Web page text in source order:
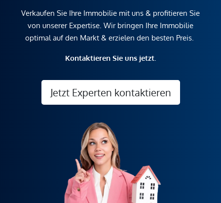
Verkaufen Sie Ihre Immobilie mit uns & profitieren Sie
von unserer Expertise. Wir bringen Ihre Immobilie
optimal auf den Markt & erzielen den besten Preis.
Kontaktieren Sie uns jetzt.
Jetzt Experten kontaktieren